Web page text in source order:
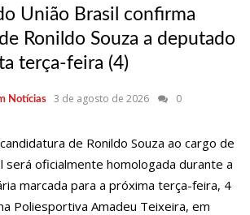
União Brasil confirma
Ronildo Souza a deputado
terça-feira (4)
Notícias 3 de agosto de 2026
0
de Ronildo Souza ao cargo de
será oficialmente homologada durante a
marcada para a próxima terça-feira, 4
Poliesportiva Amadeu Teixeira, em